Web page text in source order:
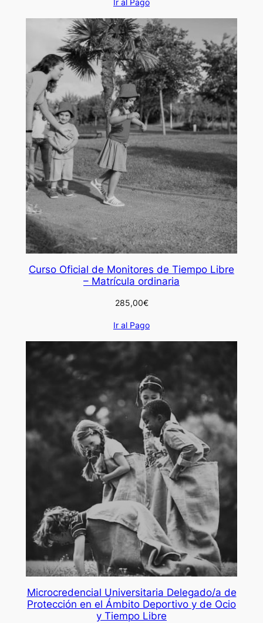
Curso Oficial de Monitores de Tiempo Libre
– Matrícula ordinaria
285,00€
Ir al Pago
Microcredencial Universitaria Delegado/a de
Protección en el Ámbito Deportivo y de Ocio
y Tiempo Libre